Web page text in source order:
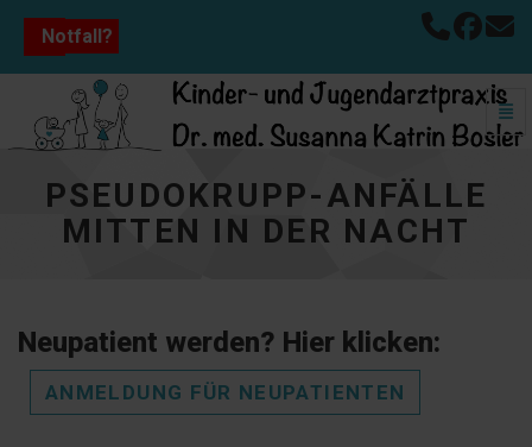
Notfall?
PSEUDOKRUPP-ANFÄLLE
MITTEN IN DER NACHT
Neupatient werden? Hier klicken:
ANMELDUNG FÜR NEUPATIENTEN